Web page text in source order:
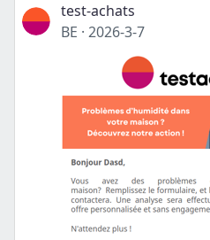
test-achats
BE · 2026-3-7